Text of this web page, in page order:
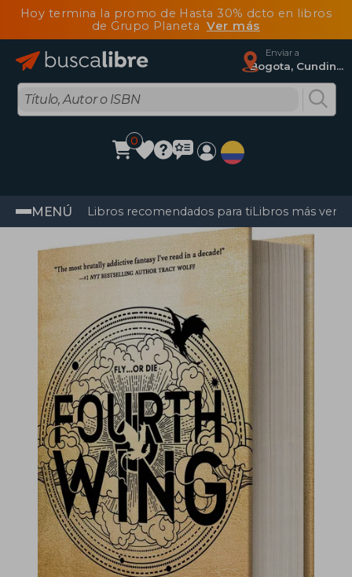
Hoy termina la promo de Hasta 30% dcto en libros
de Grupo Planeta Ver más
Enviar a
Bogota, Cundinamarca
0
MENÚ Libros recomendados para tiLibros más